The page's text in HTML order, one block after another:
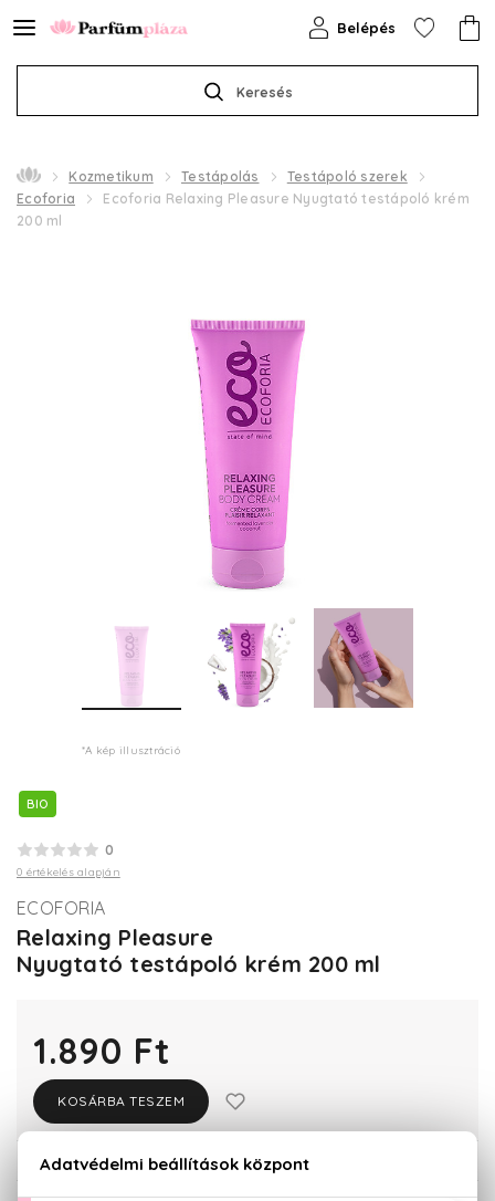
Keresés
Belépés
Kozmetikum Testápolás
Testápoló szerek
Ecoforia
Ecoforia Relaxing Pleasure Nyugtató testápoló krém
200 ml
*A kép illusztráció
BIO
0
0 értékelés alapján
ECOFORIA
Relaxing Pleasure
Nyugtató testápoló krém 200 ml
1.890 Ft
KOSÁRBA TESZEM
Törzsvásárlóknak csak:1.796 Ft